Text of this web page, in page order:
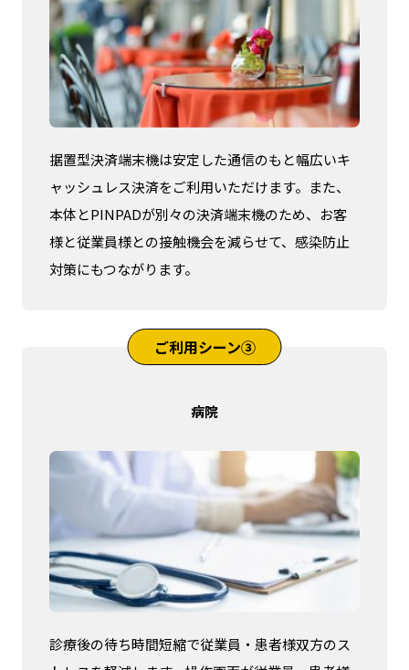
据置型決済端末機は安定した通信のもと幅広いキ
ャッシュレス決済をご利用いただけます。また、
本体とPINPADが別々の決済端末機のため、お客
様と従業員様との接触機会を減らせて、感染防止
対策にもつながります。
ご利用シーン③
病院
診療後の待ち時間短縮で従業員・患者様双方のス